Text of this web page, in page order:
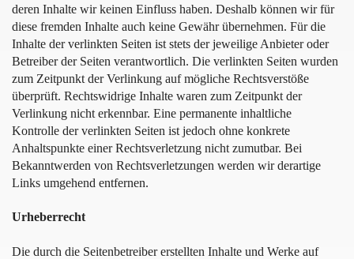
deren Inhalte wir keinen Einfluss haben. Deshalb können wir für
diese fremden Inhalte auch keine Gewähr übernehmen. Für die
Inhalte der verlinkten Seiten ist stets der jeweilige Anbieter oder
Betreiber der Seiten verantwortlich. Die verlinkten Seiten wurden
zum Zeitpunkt der Verlinkung auf mögliche Rechtsverstöße
überprüft. Rechtswidrige Inhalte waren zum Zeitpunkt der
Verlinkung nicht erkennbar. Eine permanente inhaltliche
Kontrolle der verlinkten Seiten ist jedoch ohne konkrete
Anhaltspunkte einer Rechtsverletzung nicht zumutbar. Bei
Bekanntwerden von Rechtsverletzungen werden wir derartige
Links umgehend entfernen.
Urheberrecht
Die durch die Seitenbetreiber erstellten Inhalte und Werke auf